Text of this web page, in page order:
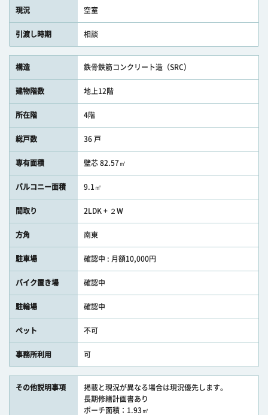
現況 空室
引渡し時期 相談
構造 鉄骨鉄筋コンクリート造（SRC）
建物階数 地上12階
所在階 4階
総戸数 36 戸
専有面積 壁芯 82.57㎡
バルコニー面積 9.1㎡
間取り 2LDK + ２W
方角 南東
駐車場 確認中 : 月額10,000円
バイク置き場 確認中
駐輪場 確認中
ペット 不可
事務所利用 可
その他説明事項
掲載と現況が異なる場合は現況優先します。
長期修繕計画書あり
ポーチ面積：1.93㎡